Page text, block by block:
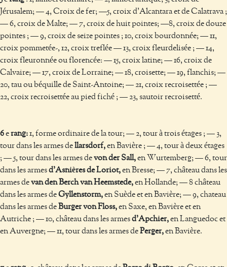
Jérusalem; — 4, Croix de fer; —5, croix d’Alcantara et de Calatrava ;
— 6, croix de Malte; — 7, croix de huit pointes; —8, croix de douze
pointes ; — 9, croix de seize pointes ; 10, croix bourdonnée; — 11,
croix pommetée-, 12, croix treflée — 13, croix fleurdelisée ; — 14,
croix fleuronnée ou florencée: — 15, croix latine; — 16, croix de
Calvaire; — 17, croix de Lorraine; — 18, croisette; — 19, flanchis; —
20, tau ou béquille de Saint-Antoine; — 21, croix recroisettée ; —
22, croix recroisettée au pied fiché ; — 23, sautoir recroisetté.
6erang:1, forme ordinaire de la tour; — 2, tour à trois étages ; — 3,
tour dans les armes dellarsdorf,en Bavière ; — 4, tour à deux étages
; — 5, tour dans les armes devon der Sall,en Wurtemberg; — 6, tour
dans les armesd'Asnières de Loriot,en Bresse; — 7, château dans les
armes devan den Berch van Heemstede,en Hollande; — 8 château
dans les armes deGyllenstorm,en Suède et en Bavière; — 9, chateau
dans les armes deBurger von Floss,en Saxe, en Bavière et en
Autriche ; — 10, château dans les armesd'Apchier,en Languedoc et
en Auvergne; — 11, tour dans les armes dePerger,en Bavière.